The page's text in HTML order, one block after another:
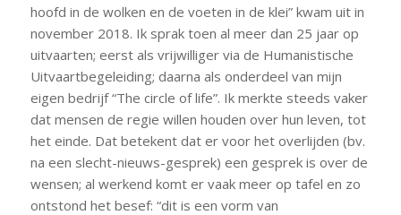
hoofd in de wolken en de voeten in de klei” kwam uit in
november 2018. Ik sprak toen al meer dan 25 jaar op
uitvaarten; eerst als vrijwilliger via de Humanistische
Uitvaartbegeleiding; daarna als onderdeel van mijn
eigen bedrijf “The circle of life”. Ik merkte steeds vaker
dat mensen de regie willen houden over hun leven, tot
het einde. Dat betekent dat er voor het overlijden (bv.
na een slecht-nieuws-gesprek) een gesprek is over de
wensen; al werkend komt er vaak meer op tafel en zo
ontstond het besef: “dit is een vorm van